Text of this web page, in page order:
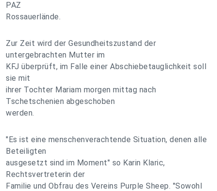
PAZ
Rossauerlände.
Zur Zeit wird der Gesundheitszustand der
untergebrachten Mutter im
KFJ überprüft, im Falle einer Abschiebetauglichkeit soll
sie mit
ihrer Tochter Mariam morgen mittag nach
Tschetschenien abgeschoben
werden.
"Es ist eine menschenverachtende Situation, denen alle
Beteiligten
ausgesetzt sind im Moment" so Karin Klaric,
Rechtsvertreterin der
Familie und Obfrau des Vereins Purple Sheep. "Sowohl